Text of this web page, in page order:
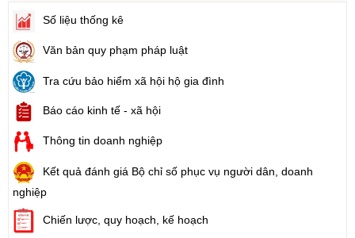
Số liệu thống kê
Văn bản quy phạm pháp luật
Tra cứu bảo hiểm xã hội hộ gia đình
Báo cáo kinh tế - xã hội
Thông tin doanh nghiệp
Kết quả đánh giá Bộ chỉ số phục vụ người dân, doanh
nghiệp
Chiến lược, quy hoạch, kế hoạch